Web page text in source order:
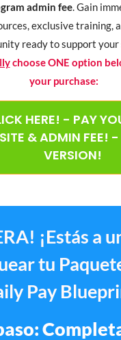
admin fee. Gain
exclusive training,
ready to support your
choose ONE option
your purchase:
HERE! - PAY
& ADMIN FEE! -
VERSION!
¡Estás a
tu
Pay